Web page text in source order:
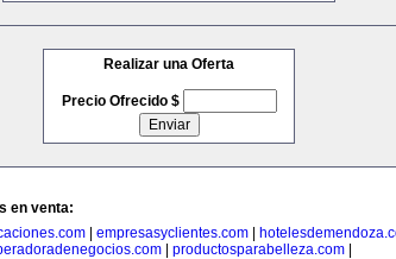
Realizar una Oferta
Precio Ofrecido $
en venta:
| empresasyclientes.com|
| productosparabelleza.com|